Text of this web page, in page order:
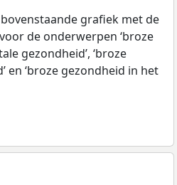
grafiek met de
de onderwerpen ‘broze
gezondheid’, ‘broze
en ‘broze gezondheid in het